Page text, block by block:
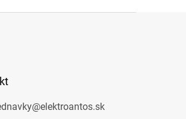
@elektroantos.sk